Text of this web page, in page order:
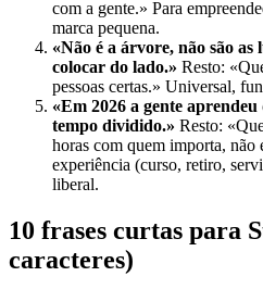
com a gente.» Para
marca pequena.
«Não é a árvore, não são as
colocar do lado.» Resto:
pessoas certas.» Universal,
«Em 2026 a gente
tempo dividido.» Resto:
horas com quem importa, não
experiência (curso, retiro,
liberal.
10 frases curtas para
caracteres)